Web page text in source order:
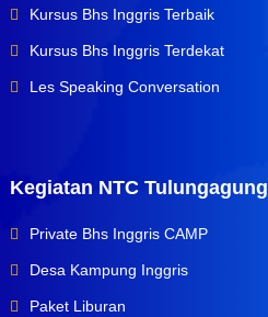
Kursus Bhs Inggris Terbaik
Kursus Bhs Inggris Terdekat
Les Speaking Conversation
Kegiatan NTC Tulungagung
Private Bhs Inggris CAMP
Desa Kampung Inggris
Paket Liburan